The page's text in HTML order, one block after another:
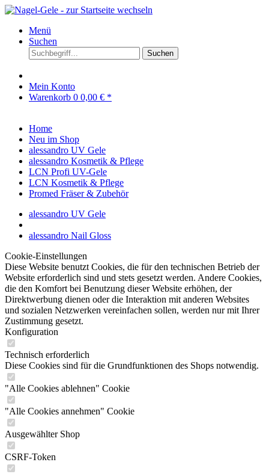
Menü
Suchen
Suchen
Mein Konto
Warenkorb 0 0,00 € *
Home
Neu im Shop
alessandro UV Gele
alessandro Kosmetik & Pflege
LCN Profi UV-Gele
LCN Kosmetik & Pflege
Promed Fräser & Zubehör
alessandro UV Gele
alessandro Nail Gloss
Cookie-Einstellungen
Diese Website benutzt Cookies, die für den technischen Betrieb der
Website erforderlich sind und stets gesetzt werden. Andere Cookies,
die den Komfort bei Benutzung dieser Website erhöhen, der
Direktwerbung dienen oder die Interaktion mit anderen Websites
und sozialen Netzwerken vereinfachen sollen, werden nur mit Ihrer
Zustimmung gesetzt.
Konfiguration
Technisch erforderlich
Diese Cookies sind für die Grundfunktionen des Shops notwendig.
"Alle Cookies ablehnen" Cookie
"Alle Cookies annehmen" Cookie
Ausgewählter Shop
CSRF-Token